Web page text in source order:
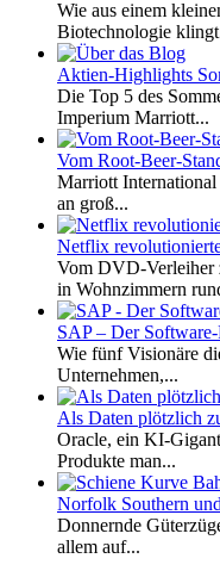
Wie aus einem
Biotechnologie
Aktien-Highlights
Die Top 5 des
Imperium Marriott...
Vom Root-Beer-
Marriott
an groß...
Netflix
Vom DVD-Verleiher
in Wohnzimmern
SAP – Der
Wie fünf Visionäre
Unternehmen,...
Als Daten plötzlich
Oracle, ein KI-
Produkte man...
Norfolk Southern
Donnernde
allem auf...